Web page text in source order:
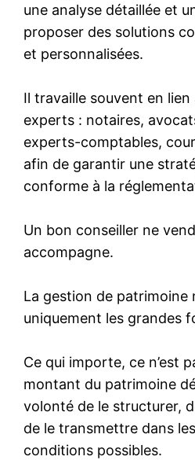
une analyse détaillée et
proposer des solutions
et personnalisées.
Il travaille souvent en lien
experts : notaires,
experts-comptables,
afin de garantir une
conforme à la
Un bon conseiller ne
accompagne.
La gestion de patrimoine
uniquement les grandes
Ce qui importe, ce n’est
montant du patrimoine
volonté de le structurer,
de le transmettre dans
conditions possibles.